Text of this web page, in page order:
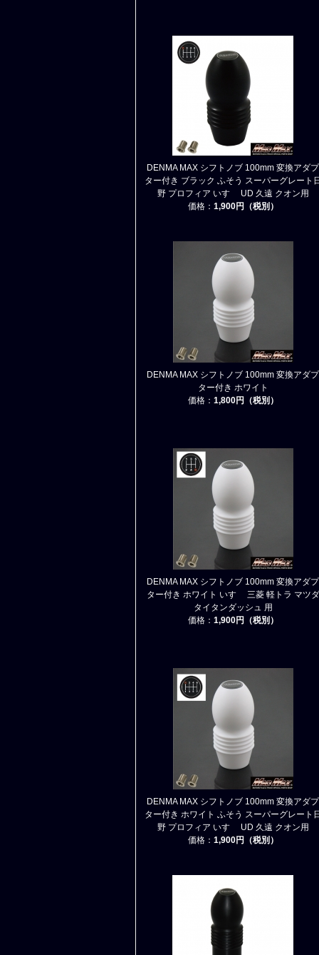
DENMA MAX シフトノブ 100mm 変換アダプ
ター付き ブラック ふそう スーパーグレート
野 プロフィア いすゞ UD 久遠 クオン用
価格： 1,900円（税別）
DENMA MAX シフトノブ 100mm 変換アダプ
ター付き ホワイト
価格： 1,800円（税別）
DENMA MAX シフトノブ 100mm 変換アダプ
ター付き ホワイト いすゞ 三菱 軽トラ マツダ
タイタンダッシュ 用
価格： 1,900円（税別）
DENMA MAX シフトノブ 100mm 変換アダプ
ター付き ホワイト ふそう スーパーグレート
野 プロフィア いすゞ UD 久遠 クオン用
価格： 1,900円（税別）